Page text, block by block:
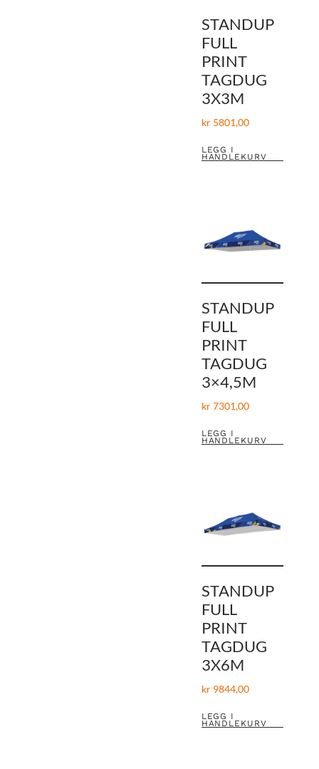
STANDUP
FULL
PRINT
TAGDUG
3X3M
kr5801,00
LEGG I
HANDLEKURV
STANDUP
FULL
PRINT
TAGDUG
3×4,5M
kr7301,00
LEGG I
HANDLEKURV
STANDUP
FULL
PRINT
TAGDUG
3X6M
kr9844,00
LEGG I
HANDLEKURV